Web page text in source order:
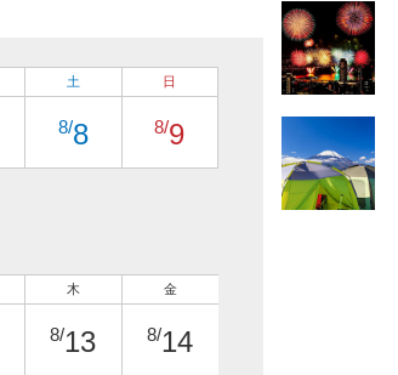
土
8/8
日
8/9
木
8/13
金
8/14